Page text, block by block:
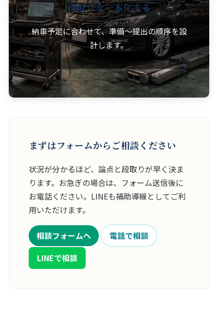
段取りを一本化する
納車予定に合わせて、準備〜提出の順序を設
計します。
まずはフォームからご相談ください
状況が分かるほど、論点と段取りが早く決ま
ります。お急ぎの場合は、フォーム送信後に
お電話ください。LINEも補助導線としてご利
用いただけます。
相談フォームへ
電話で相談
LINEで相談